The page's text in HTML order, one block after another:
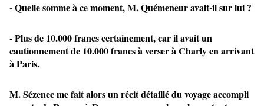
- Quelle somme à ce moment, M. Quémeneur avait-il sur lui ?
- Plus de 10.000 francs certainement, car il avait un
cautionnement de 10.000 francs à verser à Charly en arrivant
à Paris.
M. Sézenec me fait alors un récit détaillé du voyage accompli